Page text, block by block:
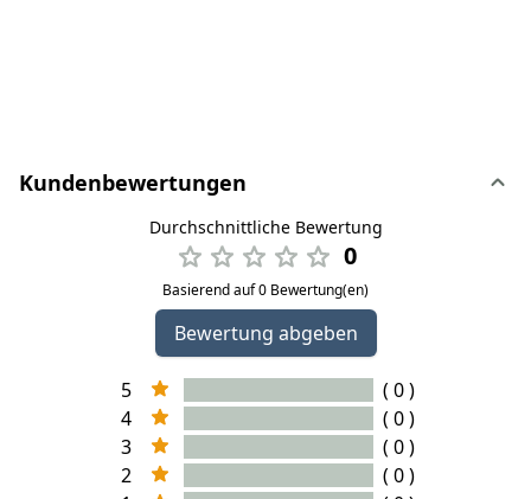
Kundenbewertungen
Durchschnittliche Bewertung
0
Basierend auf 0 Bewertung(en)
Bewertung abgeben
5
( 0 )
4
( 0 )
3
( 0 )
2
( 0 )